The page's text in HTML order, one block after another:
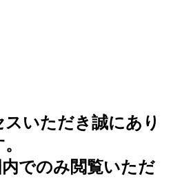
いただき誠にあり
でのみ閲覧いただ